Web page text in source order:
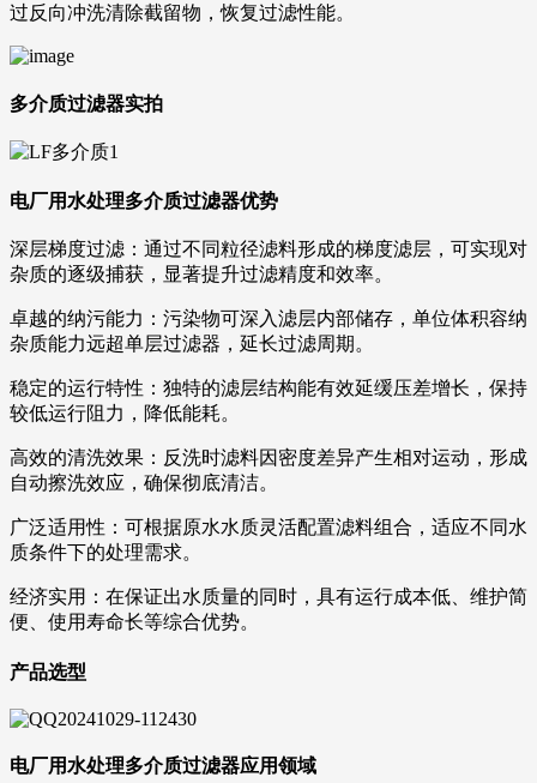
过反向冲洗清除截留物，恢复过滤性能。
多介质过滤器实拍
电厂用水处理多介质过滤器优势
深层梯度过滤：通过不同粒径滤料形成的梯度滤层，可实现对
杂质的逐级捕获，显著提升过滤精度和效率。
卓越的纳污能力：污染物可深入滤层内部储存，单位体积容纳
杂质能力远超单层过滤器，延长过滤周期。
稳定的运行特性：独特的滤层结构能有效延缓压差增长，保持
较低运行阻力，降低能耗。
高效的清洗效果：反洗时滤料因密度差异产生相对运动，形成
自动擦洗效应，确保彻底清洁。
广泛适用性：可根据原水水质灵活配置滤料组合，适应不同水
质条件下的处理需求。
经济实用：在保证出水质量的同时，具有运行成本低、维护简
便、使用寿命长等综合优势。
产品选型
电厂用水处理多介质过滤器应用领域